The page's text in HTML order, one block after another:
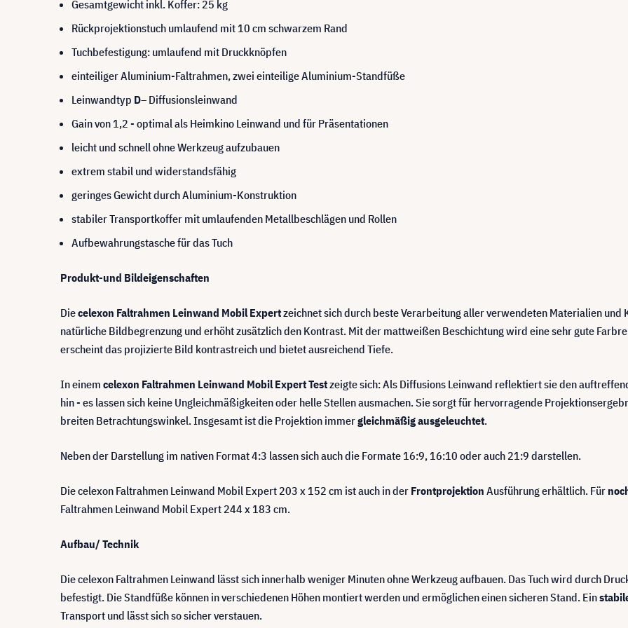
Gesamtgewicht inkl. Koffer: 25 kg
Rückprojektionstuch umlaufend mit 10 cm schwarzem Rand
Tuchbefestigung: umlaufend mit Druckknöpfen
einteiliger Aluminium-Faltrahmen, zwei einteilige Aluminium-Standfüße
Leinwandtyp D– Diffusionsleinwand
Gain von 1,2 - optimal als Heimkino Leinwand und für Präsentationen
leicht und schnell ohne Werkzeug aufzubauen
extrem stabil und widerstandsfähig
geringes Gewicht durch Aluminium-Konstruktion
stabiler Transportkoffer mit umlaufenden Metallbeschlägen und Rollen
Aufbewahrungstasche für das Tuch
Produkt-und Bildeigenschaften
Diecelexon Faltrahmen Leinwand Mobil Expertzeichnet sich durch beste Verarbeitung aller verwendeten Materialien und
natürliche Bildbegrenzung und erhöht zusätzlich den Kontrast. Mit der mattweißen Beschichtung wird eine sehr gute
erscheint das projizierte Bild kontrastreich und bietet ausreichend Tiefe.
In einem celexon Faltrahmen Leinwand Mobil Expert Testzeigte sich: Als Diffusions Leinwand reflektiert sie den
hin - es lassen sich keine Ungleichmäßigkeiten oder helle Stellen ausmachen. Sie sorgt für hervorragende
breiten Betrachtungswinkel. Insgesamt ist die Projektion immergleichmäßig ausgeleuchtet.
Neben der Darstellung im nativen Format 4:3 lassen sich auch die Formate 16:9, 16:10 oder auch 21:9 darstellen.
Die celexon Faltrahmen Leinwand Mobil Expert 203 x 152 cm ist auch in der Frontprojektion Ausführung erhältlich. Für
Faltrahmen Leinwand Mobil Expert 244 x 183 cm.
Aufbau/ Technik
Die celexon Faltrahmen Leinwand lässt sich innerhalb weniger Minuten ohne Werkzeug aufbauen. Das Tuch wird durch
befestigt. Die Standfüße können in verschiedenen Höhen montiert werden und ermöglichen einen sicheren Stand. Ein
Transport und lässt sich so sicher verstauen.